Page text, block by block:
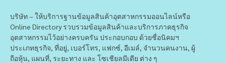
บริษัท – ให้บริการฐานข้อมูลสินค้าอุตสาหกรรมออนไลน์หรือ
Online Directory รวบรวมข้อมูลสินค้าและบริการภาคธุรกิจ
อุตสาหกรรมไว้อย่างครบครัน ประกอบกอบ ด้วยชื่อนิคมฯ
ประเภทธุรกิจ, ที่อยู่, เบอร์โทร, แฟกซ์, อีเมล์, จำนวนคนงาน, ผู้
ถือหุ้น, แผนที่, ระยะทาง และ โซเชียลมีเดีย ต่าง ๆ